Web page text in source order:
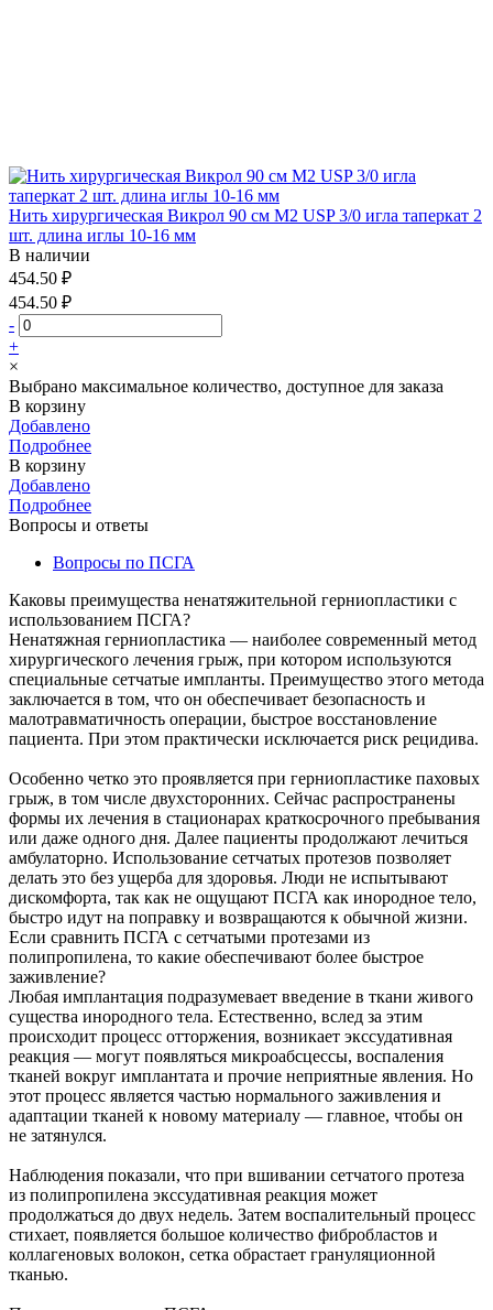
Нить хирургическая Викрол 90 см М2 USP 3/0 игла таперкат 2
шт. длина иглы 10-16 мм
В наличии
454.50 ₽
454.50 ₽
-
+
×
Выбрано максимальное количество, доступное для заказа
В корзину
Добавлено
Подробнее
В корзину
Добавлено
Подробнее
Вопросы и ответы
Вопросы по ПСГА
Каковы преимущества ненатяжительной герниопластики с
использованием ПСГА?
Ненатяжная герниопластика — наиболее современный метод
хирургического лечения грыж, при котором используются
специальные сетчатые импланты. Преимущество этого метода
заключается в том, что он обеспечивает безопасность и
малотравматичность операции, быстрое восстановление
пациента. При этом практически исключается риск рецидива.
Особенно четко это проявляется при герниопластике паховых
грыж, в том числе двухсторонних. Сейчас распространены
формы их лечения в стационарах краткосрочного пребывания
или даже одного дня. Далее пациенты продолжают лечиться
амбулаторно. Использование сетчатых протезов позволяет
делать это без ущерба для здоровья. Люди не испытывают
дискомфорта, так как не ощущают ПСГА как инородное тело,
быстро идут на поправку и возвращаются к обычной жизни.
Если сравнить ПСГА с сетчатыми протезами из
полипропилена, то какие обеспечивают более быстрое
заживление?
Любая имплантация подразумевает введение в ткани живого
существа инородного тела. Естественно, вслед за этим
происходит процесс отторжения, возникает экссудативная
реакция — могут появляться микроабсцессы, воспаления
тканей вокруг имплантата и прочие неприятные явления. Но
этот процесс является частью нормального заживления и
адаптации тканей к новому материалу — главное, чтобы он
не затянулся.
Наблюдения показали, что при вшивании сетчатого протеза
из полипропилена экссудативная реакция может
продолжаться до двух недель. Затем воспалительный процесс
стихает, появляется большое количество фибробластов и
коллагеновых волокон, сетка обрастает грануляционной
тканью.